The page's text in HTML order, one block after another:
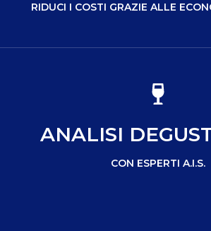
RIDUCI I COSTI GRAZIE ALLE
ANALISI
CON ESPERTI A.I.S.